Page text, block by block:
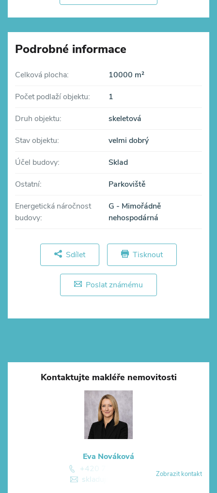
Podrobné informace
Celková plocha: 10000 m²
Počet podlaží objektu: 1
Druh objektu: skeletová
Stav objektu: velmi dobrý
Účel budovy: Sklad
Ostatní: Parkoviště
Energetická náročnost
budovy:
G - Mimořádně
nehospodárná
Sdílet Tisknout
Poslat známému
Kontaktujte makléře nemovitosti
Eva Nováková
+420 774 881 774
skladuj@skladuj.cz
Zobrazit kontakt